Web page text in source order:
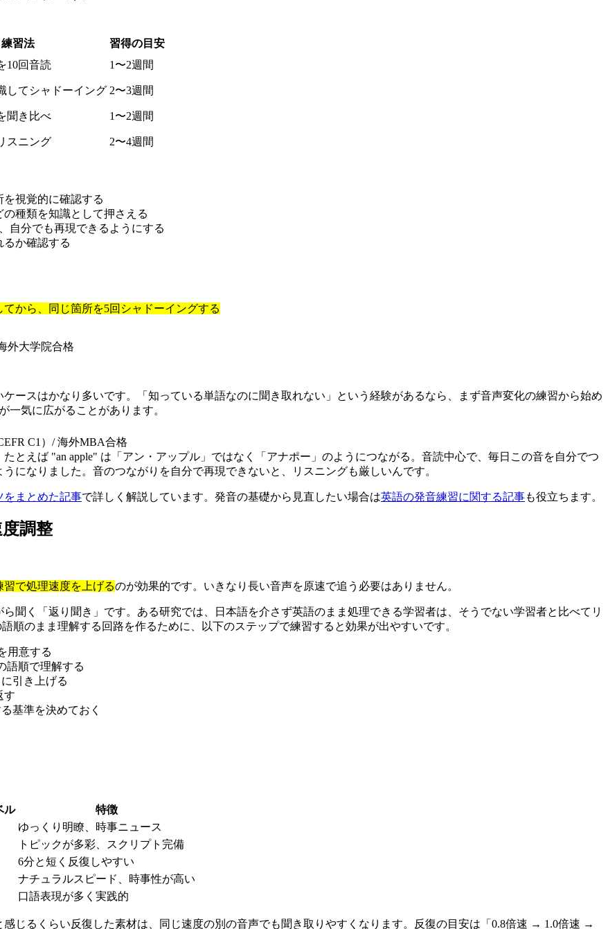
練習法
習得の目安
10回音読 1〜2週間
してシャドーイング 2〜3週間
聞き比べ 1〜2週間
スニング 2〜4週間
視覚的に確認する
種類を知識として押さえる
自分でも再現できるようにする
るか確認する
から、同じ箇所を5回シャドーイングする
外大学院合格
ースはかなり多いです。「知っている単語なのに聞き取れない」という経験があるなら、まず音声変化の練習から始め
一気に広がることがあります。
C1）/ 海外MBA合格
とえば "an apple" は「アン・アップル」ではなく「アナポー」のようにつながる。音読中心で、毎日この音を自分でつ
になりました。音のつながりを自分で再現できないと、リスニングも厳しいんです。
をまとめた記事で詳しく解説しています。発音の基礎から見直したい場合は英語の発音練習に関する記事も役立ちます。
調整
で処理速度を上げるのが効果的です。いきなり長い音声を原速で追う必要はありません。
聞く「返り聞き」です。ある研究では、日本語を介さず英語のまま処理できる学習者は、そうでない学習者と比べてリ
順のまま理解する回路を作るために、以下のステップで練習すると効果が出やすいです。
用意する
語順で理解する
引き上げる
す
基準を決めておく
ル
特徴
ゆっくり明瞭、時事ニュース
トピックが多彩、スクリプト完備
6分と短く反復しやすい
ナチュラルスピード、時事性が高い
口語表現が多く実践的
じるくらい反復した素材は、同じ速度の別の音声でも聞き取りやすくなります。反復の目安は「0.8倍速 → 1.0倍速 →